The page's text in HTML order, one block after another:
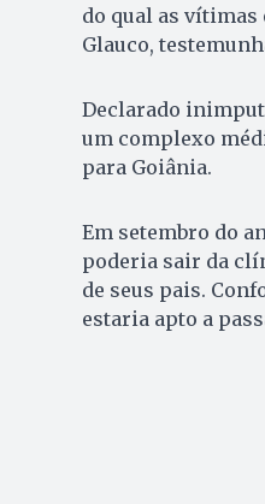
do qual as vítimas
Glauco,
Declarado
um complexo
para Goiânia.
Em setembro do
poderia sair da
de seus pais.
estaria apto a